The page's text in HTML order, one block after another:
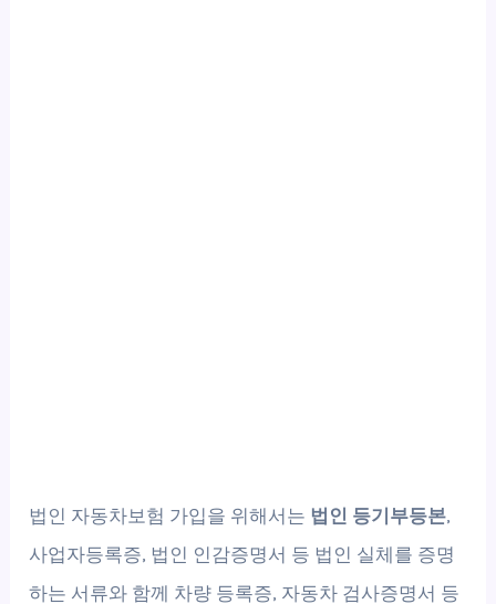
법인 자동차보험 가입을 위해서는 법인 등기부등본,
사업자등록증, 법인 인감증명서 등 법인 실체를 증명
하는 서류와 함께 차량 등록증, 자동차 검사증명서 등